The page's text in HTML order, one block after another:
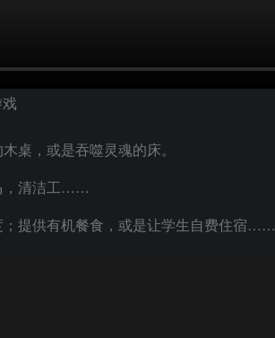
桌，或是吞噬灵魂的床。
，清洁工……
提供有机餐食，或是让学生自费住宿……